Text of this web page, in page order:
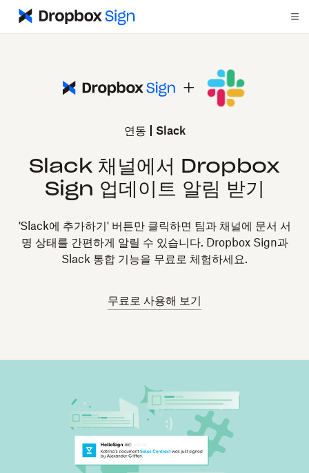
연동 Slack
Slack 채널에서 Dropbox
Sign 업데이트 알림 받기
'Slack에 추가하기' 버튼만 클릭하면 팀과 채널에 문서 서
명 상태를 간편하게 알릴 수 있습니다. Dropbox Sign과
Slack 통합 기능을 무료로 체험하세요.
무료로 사용해 보기